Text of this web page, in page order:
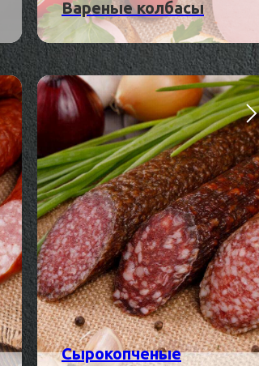
Вареные колбасы
Сырокопченые